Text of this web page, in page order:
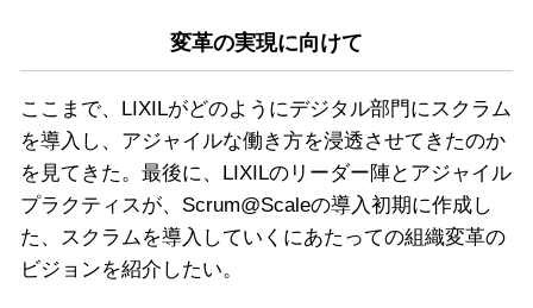
変革の実現に向けて
ここまで、LIXILがどのようにデジタル部門にスクラム
を導入し、アジャイルな働き方を浸透させてきたのか
を見てきた。最後に、LIXILのリーダー陣とアジャイル
プラクティスが、Scrum@Scaleの導入初期に作成し
た、スクラムを導入していくにあたっての組織変革の
ビジョンを紹介したい。